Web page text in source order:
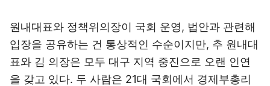
원내대표와 정책위의장이 국회 운영, 법안과 관련해
입장을 공유하는 건 통상적인 수순이지만, 추 원내대
표와 김 의장은 모두 대구 지역 중진으로 오랜 인연
을 갖고 있다. 두 사람은 21대 국회에서 경제부총리